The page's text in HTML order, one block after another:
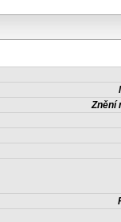
Znění